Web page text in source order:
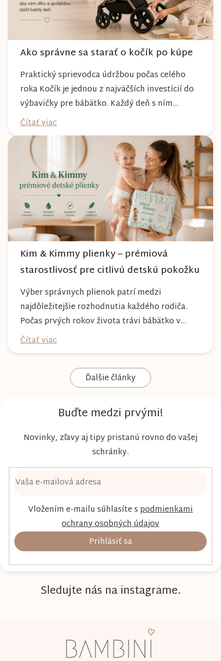
Ako správne sa starať o kočík po kúpe
Praktický sprievodca údržbou počas celého
roka Kočík je jednou z najväčších investícií do
výbavičky pre bábätko. Každý deň s ním
absolvujete prechádzky po meste, v parkoch,
na lesných chodníkoch aj počas nepriaznivého
počasia. Pravidelnou starostlivosťou si však
môžete byť istí, že vám bude spoľahlivo slúžiť
dlhé roky a zachová si svoj krásny vzhľ...
Čítať viac
Kim & Kimmy plienky – prémiová
starostlivosť pre citlivú detskú pokožku
Výber správnych plienok patrí medzi
najdôležitejšie rozhodnutia každého rodiča.
Počas prvých rokov života trávi bábätko v
plienke väčšinu dňa, preto by mala poskytovať
nielen spoľahlivú ochranu, ale aj maximálny
komfort a šetrnosť k citlivej pokožke. Plienky
Kim & Kimmy boli vyvinuté s dôrazom na
Čítať viac
Ďalšie články
Buďte medzi prvými!
Novinky, zľavy aj tipy pristanú rovno do vašej
schránky.
Vložením e-mailu súhlasíte s podmienkami
ochrany osobných údajov
Prihlásiť sa
Sledujte nás na instagrame.